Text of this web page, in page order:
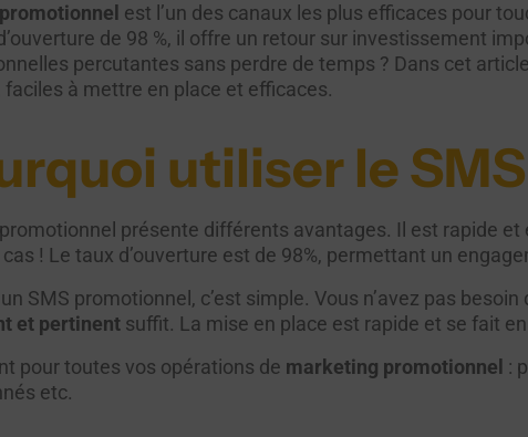
est l’un des canaux les plus efficaces pour
de 98 %, il offre un retour sur investissement
percutantes sans perdre de temps ? Dans cet
faciles à mettre en place et efficaces.
utiliser le
présente différents avantages. Il est rapide et
cas ! Le taux d’ouverture est de 98%, permettant un
SMS promotionnel, c’est simple. Vous n’avez pas
et pertinent suffit. La mise en place est rapide et se fait
pour toutes vos opérations de marketing promotionnel :
etc.